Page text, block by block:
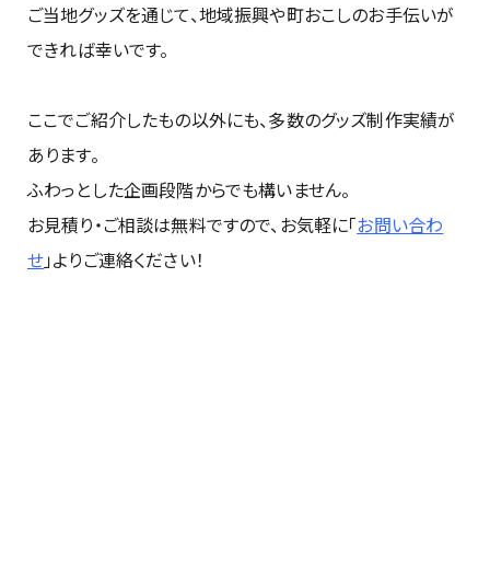
ご当地グッズを通じて、地域振興や町おこしのお手伝いが
できれば幸いです。
ここでご紹介したもの以外にも、多数のグッズ制作実績が
あります。
ふわっとした企画段階からでも構いません。
お見積り・ご相談は無料ですので、お気軽に「お問い合わ
せ」よりご連絡ください！